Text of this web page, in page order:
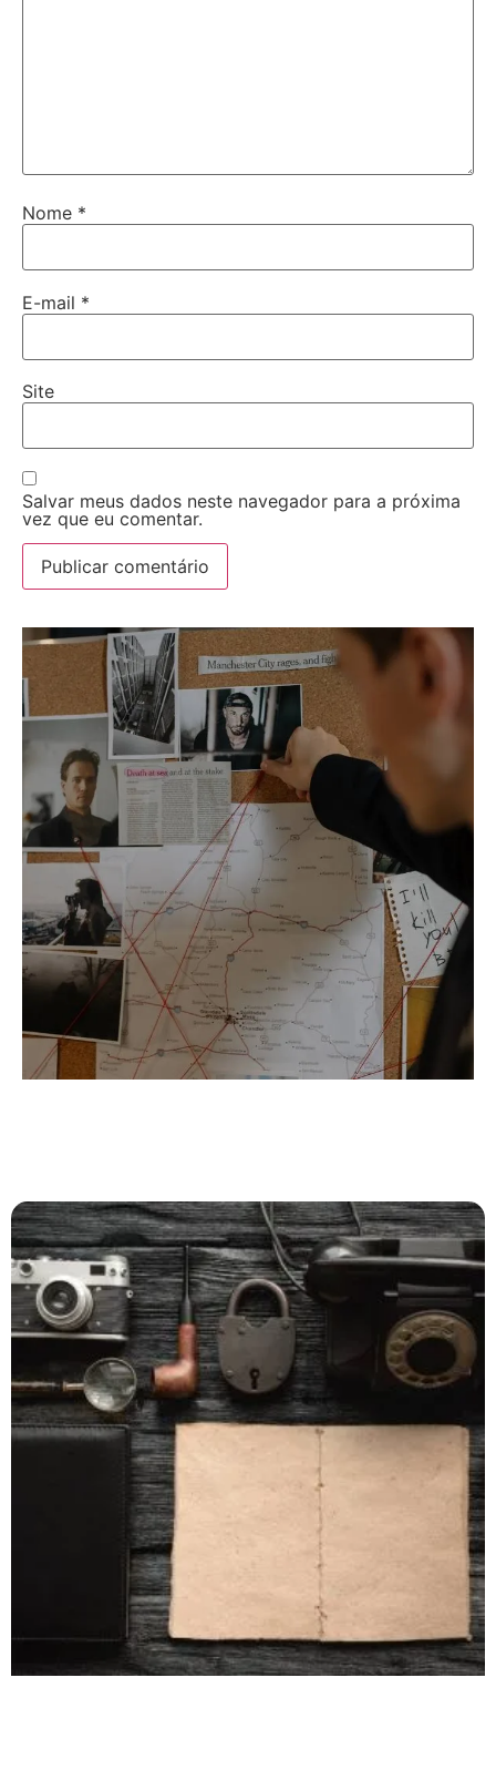
Nome *
E-mail *
Site
Salvar meus dados neste navegador para a próxima
vez que eu comentar.